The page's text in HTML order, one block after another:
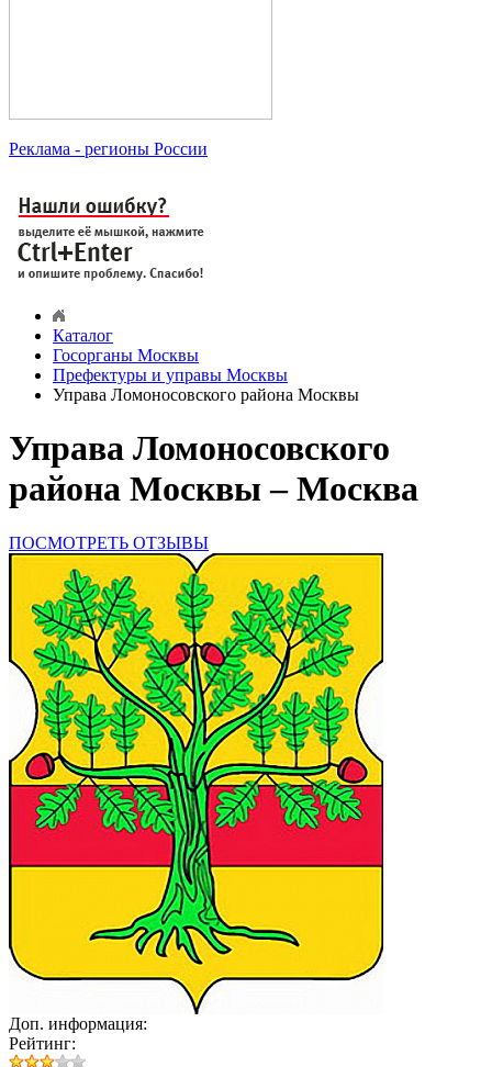
Реклама - регионы России
Каталог
Госорганы Москвы
Префектуры и управы Москвы
Управа Ломоносовского района Москвы
Управа Ломоносовского
района Москвы – Москва
ПОСМОТРЕТЬ ОТЗЫВЫ
Доп. информация:
Рейтинг: